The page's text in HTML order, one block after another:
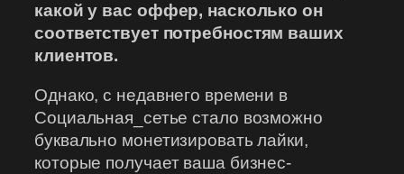
какой у вас оффер, насколько он
соответствует потребностям ваших
клиентов.
Однако, с недавнего времени в
Социальная_сетье стало возможно
буквально монетизировать лайки,
которые получает ваша бизнес-